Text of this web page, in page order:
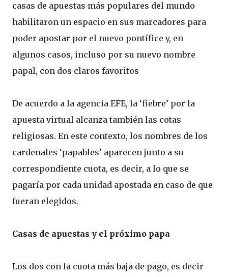
casas de apuestas más populares del mundo
habilitaron un espacio en sus marcadores para
poder apostar por el nuevo pontífice y, en
algunos casos, incluso por su nuevo nombre
papal, con dos claros favoritos
De acuerdo a la agencia EFE, la ‘fiebre’ por la
apuesta virtual alcanza también las cotas
religiosas. En este contexto, los nombres de los
cardenales ‘papables’ aparecen junto a su
correspondiente cuota, es decir, a lo que se
pagaría por cada unidad apostada en caso de que
fueran elegidos.
Casas de apuestas y el próximo papa
Los dos con la cuota más baja de pago, es decir